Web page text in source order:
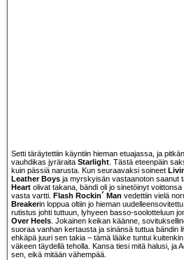
Setti täräytettiin käyntiin hieman etuajassa, ja
vauhdikas jyräraita Starlight. Tästä eteenpäin
kuin pässiä narusta. Kun seuraavaksi soineet
Leather Boys ja myrskyisän vastaanoton saanut
Heart olivat takana, bändi oli jo sinetöinyt
vasta vartti. Flash Rockin´ Man vedettiin vielä
Breakerin loppua oltiin jo hieman
rutistus johti tuttuun, lyhyeen basso-soolotteluun
Over Heels. Jokainen keikan käänne,
suoraa vanhan kertausta ja sinänsä tuttua bändin
ehkäpä juuri sen takia – tämä lääke tuntui
väkeen täydellä teholla. Kansa tiesi mitä halusi, ja
sen, eikä mitään vähempää.